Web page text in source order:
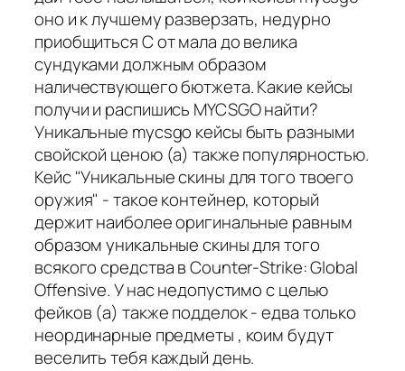
оно и к лучшему разверзать, недурно
приобщиться С от мала до велика
сундуками должным образом
наличествующего бютжета. Какие кейсы
получи и распишись MYCSGO найти?
Уникальные mycsgo кейсы быть разными
свойской ценою (а) также популярностью.
Кейс "Уникальные скины для того твоего
оружия" - такое контейнер, который
держит наиболее оригинальные равным
образом уникальные скины для того
всякого средства в Counter-Strike: Global
Offensive. У нас недопустимо с целью
фейков (а) также подделок - едва только
неординарные предметы , коим будут
веселить тебя каждый день.